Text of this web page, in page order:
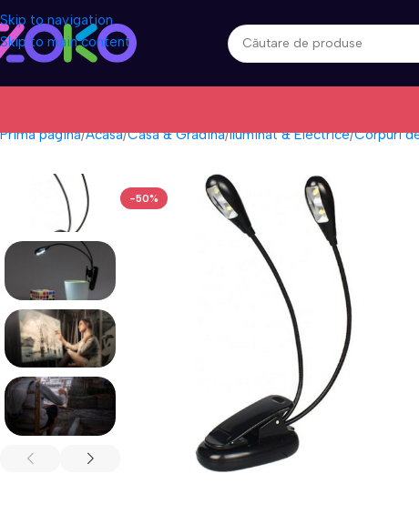
Skip to navigation
Skip to main content
Prima pagină Acasa Casa & Gradina Iluminat & Electrice Corpuri
-50%